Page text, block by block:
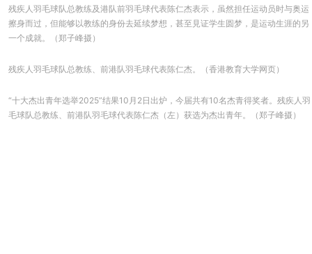
残疾人羽毛球队总教练及港队前羽毛球代表陈仁杰表示，虽然担任运动员时与奥运
擦身而过，但能够以教练的⾝份去延续梦想，甚⾄⾒证学⽣圆梦，是运动⽣涯的另
⼀个成就。（郑子峰摄）
残疾人羽毛球队总教练、前港队羽毛球代表陈仁杰。（香港教育大学网页）
“十大杰出青年选举2025”结果10月2日出炉，今届共有10名杰青得奖者。残疾人羽
毛球队总教练、前港队羽毛球代表陈仁杰（左）获选为杰出青年。（郑子峰摄）